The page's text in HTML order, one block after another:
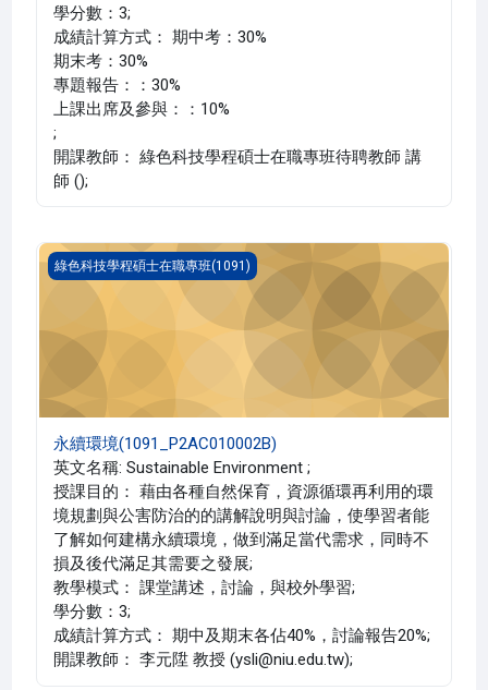
學分數：3;
成績計算方式： 期中考：30%
期末考：30%
專題報告：：30%
上課出席及參與：：10%
;
開課教師： 綠色科技學程碩士在職專班待聘教師 講
師 ();
永續環境(1091_P2AC010002B)
綠色科技學程碩士在職專班(1091)
永續環境(1091_P2AC010002B)
英文名稱: Sustainable Environment ;
授課目的： 藉由各種自然保育，資源循環再利用的環
境規劃與公害防治的的講解說明與討論，使學習者能
了解如何建構永續環境，做到滿足當代需求，同時不
損及後代滿足其需要之發展;
教學模式： 課堂講述，討論，與校外學習;
學分數：3;
成績計算方式： 期中及期末各佔40%，討論報告20%;
開課教師： 李元陞 教授 (ysli@niu.edu.tw);